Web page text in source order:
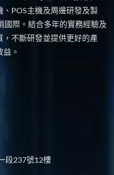
POS主機及周邊研發及製
國際。結合多年的實務經驗及
，不斷研發並提供更好的產
。
段237號12樓